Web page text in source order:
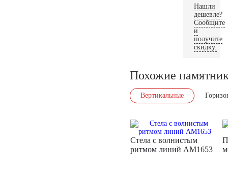
Нашли
дешевле?
Сообщите
и
получите
скидку.
Похожие
Вертикальные
Стела с волнистым
ритмом линий AM1653